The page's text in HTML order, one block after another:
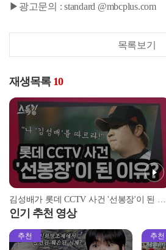
▶광고문의 : standard @mbcplus.com
목록보기
재생목록 10
김성배가 롯데 CCTV 사건 '선봉장'이 된 이유? | #스톡킹 EP.12-4
인기 추천 영상
추천 추천